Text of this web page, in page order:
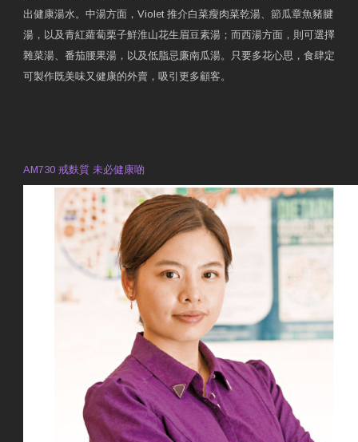
出健康湯水。中湯方面，Violet 推介白菜瘦肉菜乾湯、節瓜章魚豬腱
湯，以及青紅蘿蔔栗子鮮淮山花生眉豆素湯；而西湯方面，則可選擇
雜菜湯、番茄腰果湯，以及低脂忌廉南瓜湯。只要多花心思，食肆定
可製作既美味又健康的外賣，吸引更多顧客。
AM730 戒麩質 未必健康啲